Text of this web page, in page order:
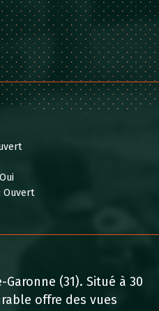
Oui
Ouvert
(31). Situé à 30
offre des vues